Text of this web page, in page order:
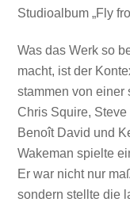
Studioalbum „Fly
Was das Werk so
macht, ist der
stammen von einer
Chris Squire,
Benoît David und
Wakeman spielte
Er war nicht nur
sondern stellte die